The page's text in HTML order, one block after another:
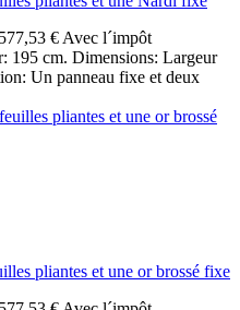
577,53 € Avec l´impôt
195 cm. Dimensions: Largeur
Un panneau fixe et deux
pliantes et une or brossé fixe